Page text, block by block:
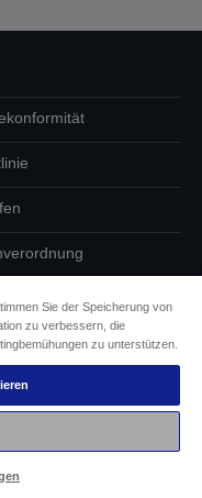
Epson
Sie der Speicherung von
zu verbessern, die
zu unterstützen.